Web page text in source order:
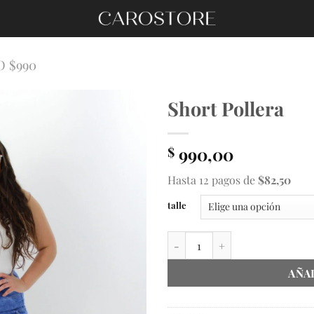
$990
Short Pollera
$ 990,00
Hasta 12 pagos de $82,50
talle